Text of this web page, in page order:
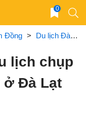
0
Đồng > Du lịch Đà Lạt
lịch chụp
ở Đà Lạt